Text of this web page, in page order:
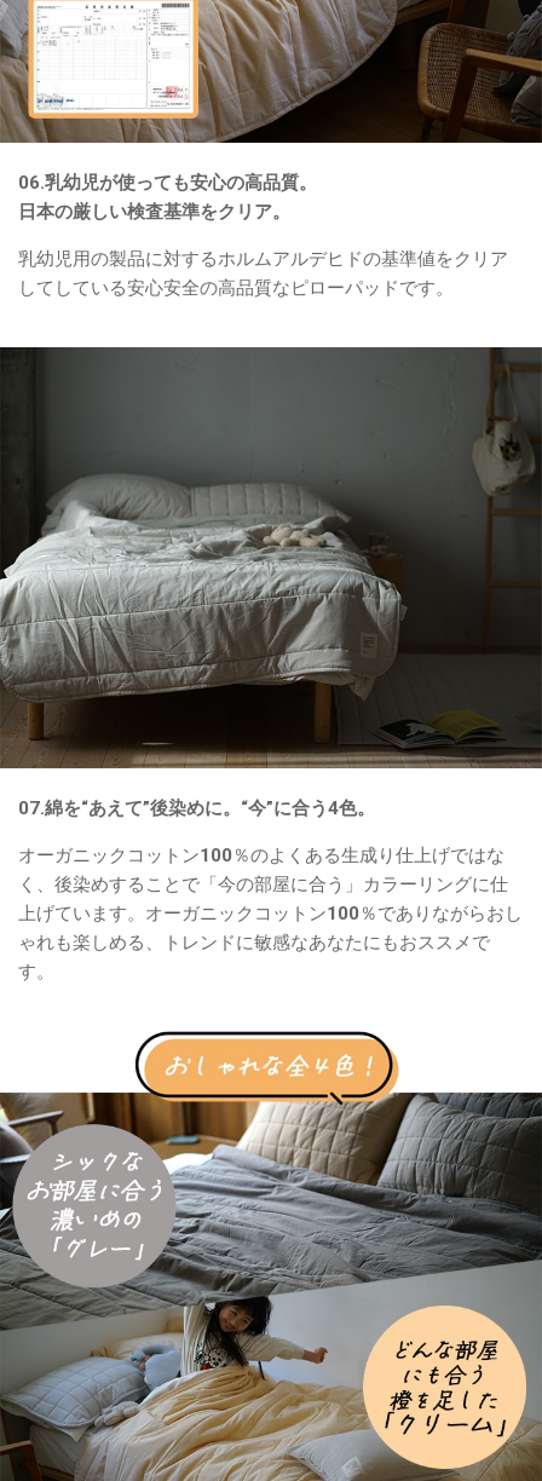
06.乳幼児が使っても安心の高品質。
日本の厳しい検査基準をクリア。
乳幼児用の製品に対するホルムアルデヒドの基準値をクリア
してしている安心安全の高品質なピローパッドです。
07.綿を“あえて”後染めに。“今”に合う4色。
オーガニックコットン100％のよくある生成り仕上げではな
く、後染めすることで「今の部屋に合う」カラーリングに仕
上げています。オーガニックコットン100％でありながらおし
ゃれも楽しめる、トレンドに敏感なあなたにもおススメで
す。